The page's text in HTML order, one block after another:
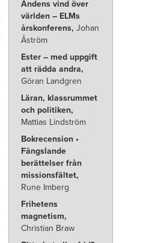
Andens vind över
världen – ELMs
årskonferens, Johan
Åström
Ester – med uppgift
att rädda andra,
Göran Landgren
Läran, klassrummet
och politiken,
Mattias Lindström
Bokrecension •
Fängslande
berättelser från
missionsfältet,
Rune Imberg
Frihetens
magnetism,
Christian Braw